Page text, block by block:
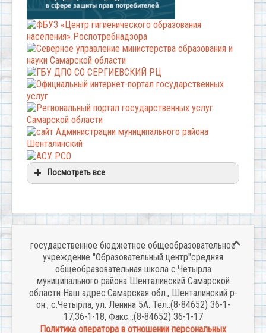
Посмотреть все
государственное бюджетное общеобразовательное
учреждение "Образовательный центр"средняя
общеобразовательная школа с.Четырла
муниципального района Шенталинский Самарской
области Наш адрес:Самарская обл., Шенталинский р-
он., с.Четырла, ул. Ленина 5А. Тел.:(8-84652) 36-1-
17,36-1-18, Факс:.:(8-84652) 36-1-17
Политика оператора в отношении персональных